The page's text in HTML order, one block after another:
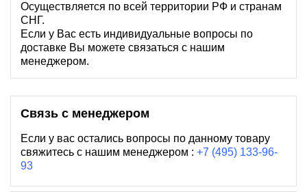
Осуществляется по всей территории РФ и странам
СНГ.
Если у Вас есть индивидуальные вопросы по
доставке Вы можете связаться с нашим
менеджером.
Связь с менеджером
Если у вас остались вопросы по данному товару
свяжитесь с нашим менеджером : +7 (495) 133-96-
93